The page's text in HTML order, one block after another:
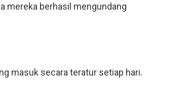
mereka berhasil mengundang
masuk secara teratur setiap hari.